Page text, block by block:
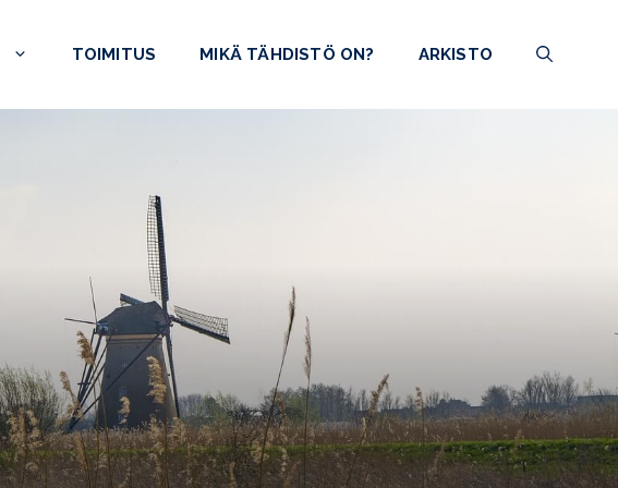
TOIMITUS MIKÄ TÄHDISTÖ ON? ARKISTO